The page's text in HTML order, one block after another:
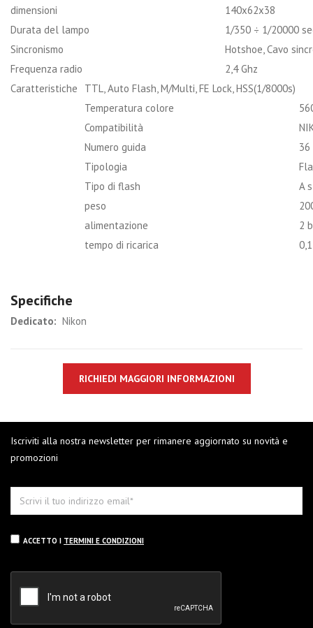
dimensioni
140x62x38
Durata del lampo
1/350 ÷ 1/20000
Sincronismo
Hotshoe, Cavo
Frequenza radio
2,4 Ghz
Caratteristiche
TTL, Auto Flash, M/Multi, FE Lock, HSS(1/8000s)
Temperatura colore
Compatibilità
Numero guida
36
Tipologia
Tipo di flash
A
peso
alimentazione
2
tempo di ricarica
Specifiche
Dedicato: Nikon
RICHIEDI MAGGIORI INFORMAZIONI
Iscriviti alla nostra newsletter per rimanere aggiornato su novità e
promozioni
ACCETTO I TERMINI E CONDIZIONI